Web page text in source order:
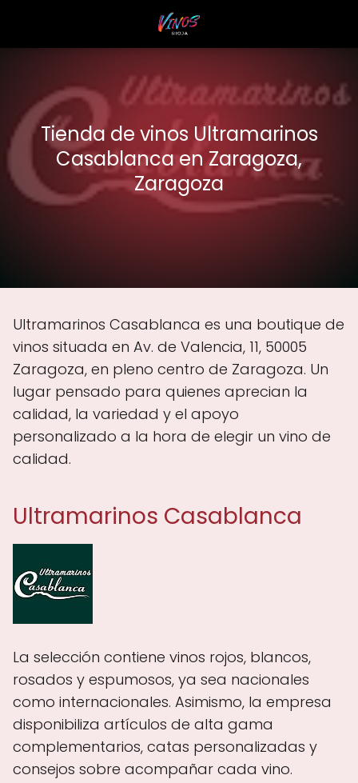
Tienda de vinos Ultramarinos
Casablanca en Zaragoza,
Zaragoza
Ultramarinos Casablanca es una boutique de
vinos situada en Av. de Valencia, 11, 50005
Zaragoza, en pleno centro de Zaragoza. Un
lugar pensado para quienes aprecian la
calidad, la variedad y el apoyo
personalizado a la hora de elegir un vino de
calidad.
Ultramarinos Casablanca
La selección contiene vinos rojos, blancos,
rosados y espumosos, ya sea nacionales
como internacionales. Asimismo, la empresa
disponibiliza artículos de alta gama
complementarios, catas personalizadas y
consejos sobre acompañar cada vino.